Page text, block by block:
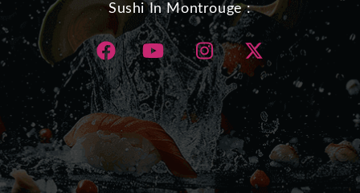
Sushi In Montrouge :